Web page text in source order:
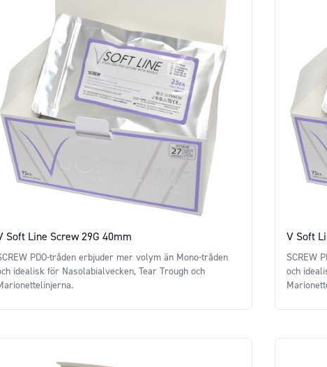
Soft Line Screw 29G 40mm
PDO-tråden erbjuder mer volym än Mono-tråden
idealisk för Nasolabialvecken, Tear Trough och
V Soft
SCREW
och